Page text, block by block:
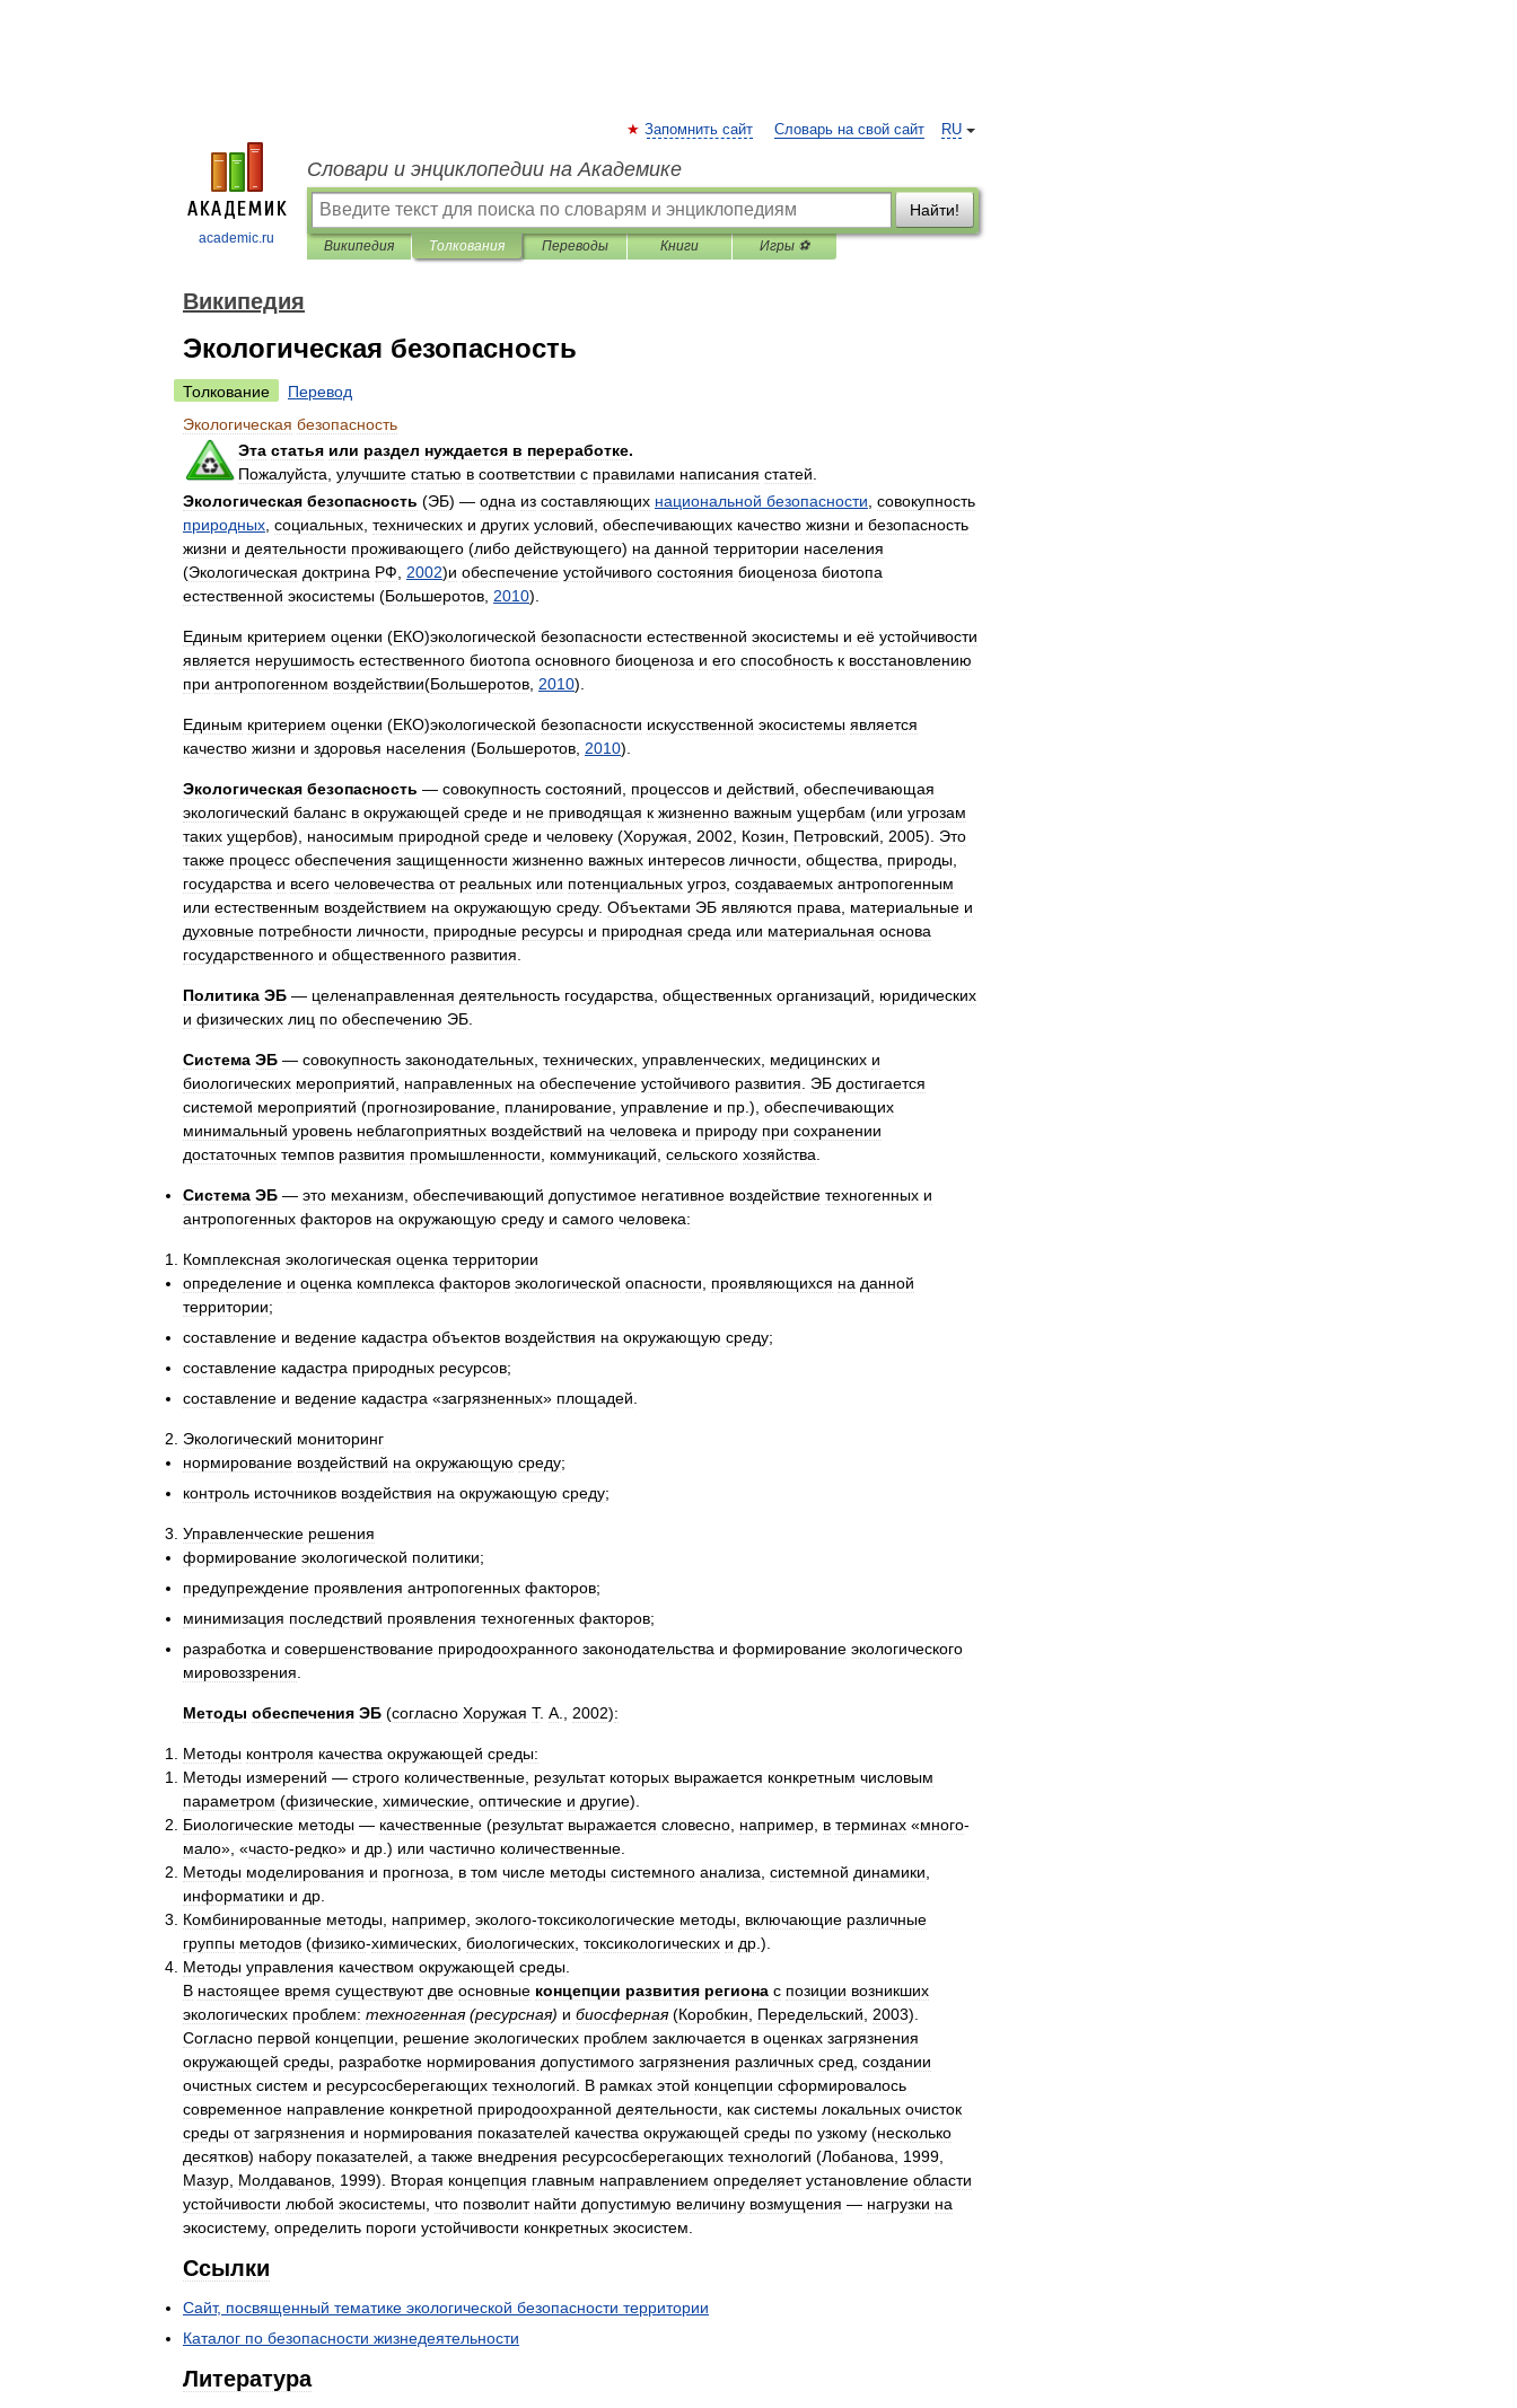
academic.ru
RU
Запомнить сайт Словарь на свой сайт
Словари и энциклопедии на Академике
Найти!
Википедия Толкования Переводы Книги Игры ⚽
Википедия
Экологическая безопасность
Толкование
Перевод
Экологическая безопасность
Эта статья или раздел нуждается в переработке.
Пожалуйста улучшите статью в соответствии с правилами написания статей
Экологическая безопасность (ЭБ) — одна из составляющих национальной безопасности совокупность
природных социальных технических и других условий обеспечивающих качество жизни и безопасность
жизни и деятельности проживающего (либо действующего) на данной территории населения
(Экологическая доктрина РФ 2002)и обеспечение устойчивого состояния биоценоза биотопа
естественной экосистемы (Большеротов 2010).
Единым критерием оценки (ЕКО)экологической безопасности естественной экосистемы и её устойчивости
является нерушимость естественного биотопа основного биоценоза и его способность к восстановлению
при антропогенном воздействии(Большеротов 2010).
Единым критерием оценки (ЕКО)экологической безопасности искусственной экосистемы является
качество жизни и здоровья населения (Большеротов 2010).
Экологическая безопасность — совокупность состояний процессов и действий обеспечивающая
экологический баланс в окружающей среде и не приводящая к жизненно важным ущербам (или угрозам
таких ущербов), наносимым природной среде и человеку (Хоружая 2002 Козин Петровский 2005). Это
также процесс обеспечения защищенности жизненно важных интересов личности общества природы
государства и всего человечества от реальных или потенциальных угроз создаваемых антропогенным
или естественным воздействием на окружающую среду. Объектами ЭБ являются права материальные и
духовные потребности личности природные ресурсы и природная среда или материальная основа
государственного и общественного развития
Политика ЭБ — целенаправленная деятельность государства общественных организаций
юридических
и физических лиц по обеспечению ЭБ
Система ЭБ — совокупность законодательных технических управленческих медицинских и
биологических мероприятий направленных на обеспечение устойчивого развития ЭБ достигается
системой мероприятий (прогнозирование планирование управление и пр .), обеспечивающих
минимальный уровень неблагоприятных воздействий на человека и природу при сохранении
достаточных темпов развития промышленности коммуникаций сельского хозяйства
Система ЭБ — это механизм обеспечивающий допустимое негативное воздействие техногенных и
антропогенных факторов на окружающую среду и самого человека:
Комплексная экологическая оценка территории
определение и оценка комплекса факторов экологической опасности проявляющихся на данной
территории;
составление и ведение кадастра объектов воздействия на окружающую среду;
составление кадастра природных ресурсов;
составление и ведение кадастра «загрязненных» площадей
Экологический мониторинг
нормирование воздействий на окружающую среду;
контроль источников воздействия на окружающую среду;
Управленческие решения
формирование экологической политики;
предупреждение проявления антропогенных факторов;
минимизация последствий проявления техногенных факторов;
разработка и совершенствование природоохранного законодательства и формирование экологического
мировоззрения
Методы обеспечения ЭБ (согласно Хоружая Т. А 2002):
Методы контроля качества окружающей среды:
Методы измерений — строго количественные результат которых выражается конкретным числовым
параметром (физические химические оптические и другие).
Биологические методы — качественные (результат выражается словесно например в терминах «много-
мало», «часто-редко» и др .) или частично количественные
Методы моделирования и прогноза в том числе методы системного анализа системной динамики
информатики и др
Комбинированные методы например эколого-токсикологические методы включающие различные
группы методов (физико-химических биологических токсикологических и др .).
Методы управления качеством окружающей среды
В настоящее время существуют две основные концепции развития региона с позиции возникших
экологических проблем: техногенная(ресурсная) и биосферная(Коробкин Передельский 2003).
Согласно первой концепции решение экологических проблем заключается в оценках загрязнения
окружающей среды разработке нормирования допустимого загрязнения различных сред создании
очистных систем и ресурсосберегающих технологий В рамках этой концепции сформировалось
современное направление конкретной природоохранной деятельности как системы локальных очисток
среды от загрязнения и нормирования показателей качества окружающей среды по узкому (несколько
десятков) набору показателей а также внедрения ресурсосберегающих технологий (Лобанова 1999
Мазур Молдаванов 1999). Вторая концепция главным направлением определяет установление области
устойчивости любой экосистемы что позволит найти допустимую величину возмущения — нагрузки на
экосистему, определить пороги устойчивости конкретных экосистем
Ссылки
Сайт, посвященный тематике экологической безопасности территории
Каталог по безопасности жизнедеятельности
Литература